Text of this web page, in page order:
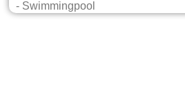
- Swimmingpool